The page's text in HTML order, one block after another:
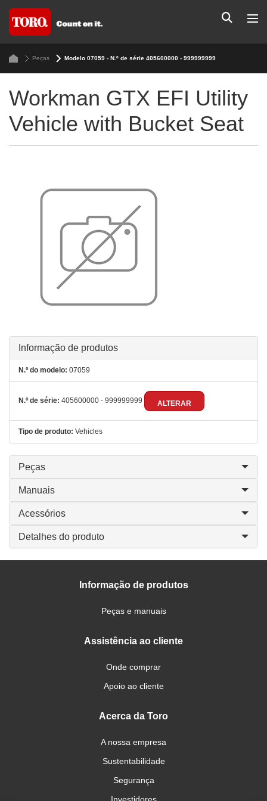
Peças Modelo 07059 - N.º de série 405600000 - 999999999
Workman GTX EFI Utility
Vehicle with Bucket Seat
Informação de produtos
N.º do modelo: 07059
N.º de série: 405600000 - 999999999 ALTERAR
Tipo de produto: Vehicles
Peças
Manuais
Acessórios
Detalhes do produto
Informação de produtos
Peças e manuais
Assistência ao cliente
Onde comprar
Apoio ao cliente
Acerca da Toro
A nossa empresa
Sustentabilidade
Segurança